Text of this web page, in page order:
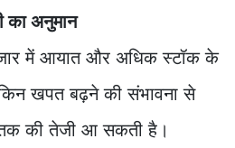
का अनुमान
में आयात और अधिक स्टॉक के
खपत बढ़ने की संभावना से
की तेजी आ सकती है।